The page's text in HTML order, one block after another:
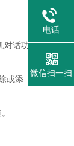
对话功
或添
电话
微信扫一扫